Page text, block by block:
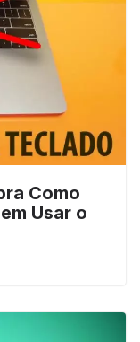
Como
Usar o